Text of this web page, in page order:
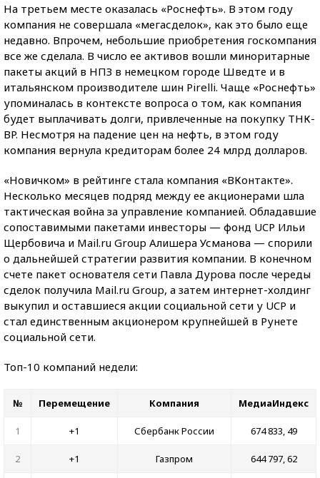
На третьем месте оказалась «Роснефть». В этом году
компания не совершала «мегасделок», как это было еще
недавно. Впрочем, небольшие приобретения госкомпания
все же сделала. В число ее активов вошли миноритарные
пакеты акций в НПЗ в немецком городе Шведте и в
итальянском производителе шин Pirelli. Чаще «Роснефть»
упоминалась в контексте вопроса о том, как компания
будет выплачивать долги, привлеченные на покупку ТНК-
BP. Несмотря на падение цен на нефть, в этом году
компания вернула кредиторам более 24 млрд долларов.
«Новичком» в рейтинге стала компания «ВКонтакте».
Несколько месяцев подряд между ее акционерами шла
тактическая война за управление компанией. Обладавшие
сопоставимыми пакетами инвесторы — фонд UCP Ильи
Щербовича и Mail.ru Group Алишера Усманова — спорили
о дальнейшей стратегии развития компании. В конечном
счете пакет основателя сети Павла Дурова после череды
сделок получила Mail.ru Group, а затем интернет-холдинг
выкупил и оставшиеся акции социальной сети у UCP и
стал единственным акционером крупнейшей в Рунете
социальной сети.
Топ-10 компаний недели:
№ Перемещение Компания МедиаИндекс
1 +1 Сбербанк России 674 833, 49
2 +1 Газпром 644 797, 62